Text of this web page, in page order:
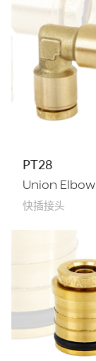
PT28
Union Elbow
快插接头